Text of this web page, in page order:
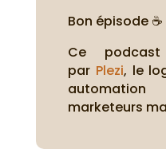
Bon épisode ☕
Ce
par Plezi, le
marketeurs